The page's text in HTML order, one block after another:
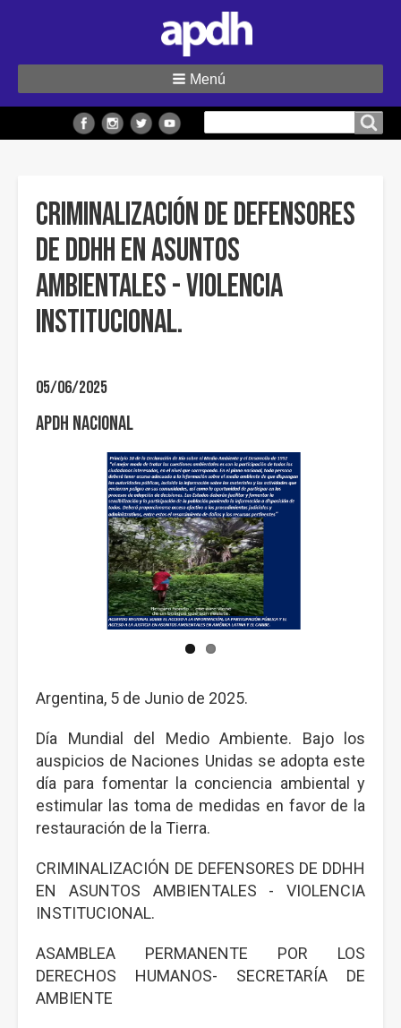
sitio
Menú
CRIMINALIZACIÓN DE DEFENSORES
DE DDHH EN ASUNTOS
AMBIENTALES - VIOLENCIA
INSTITUCIONAL.
05/06/2025
APDH Nacional
Argentina, 5 de Junio de 2025.
Día Mundial del Medio Ambiente. Bajo los
auspicios de Naciones Unidas se adopta este
día para fomentar la conciencia ambiental y
estimular las toma de medidas en favor de la
restauración de la Tierra.
CRIMINALIZACIÓN DE DEFENSORES DE DDHH
EN ASUNTOS AMBIENTALES - VIOLENCIA
INSTITUCIONAL.
ASAMBLEA PERMANENTE POR LOS
DERECHOS HUMANOS- SECRETARÍA DE
AMBIENTE